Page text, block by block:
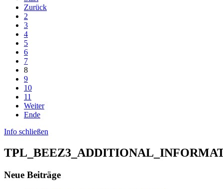
Zurück
2
3
4
5
6
7
8
9
10
11
Weiter
Ende
Info schließen
Neue Beiträge